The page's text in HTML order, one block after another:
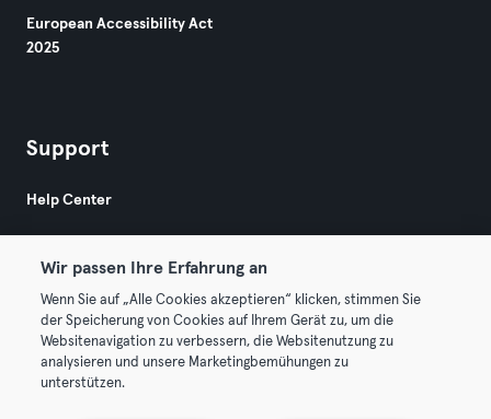
European Accessibility Act
2025
Support
Help Center
© 2026 Urban Sports Group GmbH. All rights reserved.
Terms & Conditions
Wir passen Ihre Erfahrung an
Wenn Sie auf „Alle Cookies akzeptieren“ klicken, stimmen Sie
der Speicherung von Cookies auf Ihrem Gerät zu, um die
Websitenavigation zu verbessern, die Websitenutzung zu
analysieren und unsere Marketingbemühungen zu
unterstützen.